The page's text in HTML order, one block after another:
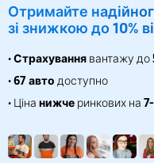
Отримайте
зі знижкою до 10%
•Страхування вантажу до
•67 авто доступно
• Ціна нижче ринкових на